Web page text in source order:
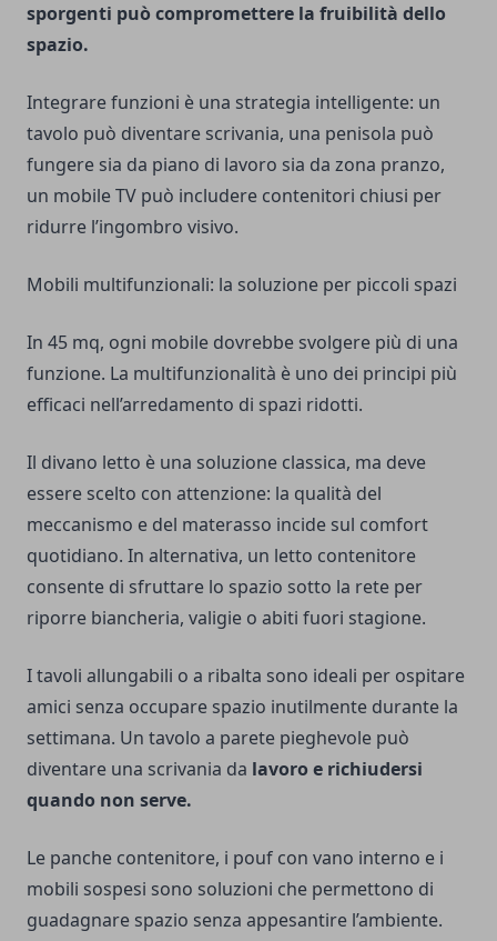
sporgenti può compromettere la fruibilità dello
spazio.
Integrare funzioni è una strategia intelligente: un
tavolo può diventare scrivania, una penisola può
fungere sia da piano di lavoro sia da zona pranzo,
un mobile TV può includere contenitori chiusi per
ridurre l’ingombro visivo.
Mobili multifunzionali: la soluzione per piccoli spazi
In 45 mq, ogni mobile dovrebbe svolgere più di una
funzione. La multifunzionalità è uno dei principi più
efficaci nell’arredamento di spazi ridotti.
Il divano letto è una soluzione classica, ma deve
essere scelto con attenzione: la qualità del
meccanismo e del materasso incide sul comfort
quotidiano. In alternativa, un letto contenitore
consente di sfruttare lo spazio sotto la rete per
riporre biancheria, valigie o abiti fuori stagione.
I tavoli allungabili o a ribalta sono ideali per ospitare
amici senza occupare spazio inutilmente durante la
settimana. Un tavolo a parete pieghevole può
diventare una scrivania da lavoro e richiudersi
quando non serve.
Le panche contenitore, i pouf con vano interno e i
mobili sospesi sono soluzioni che permettono di
guadagnare spazio senza appesantire l’ambiente.